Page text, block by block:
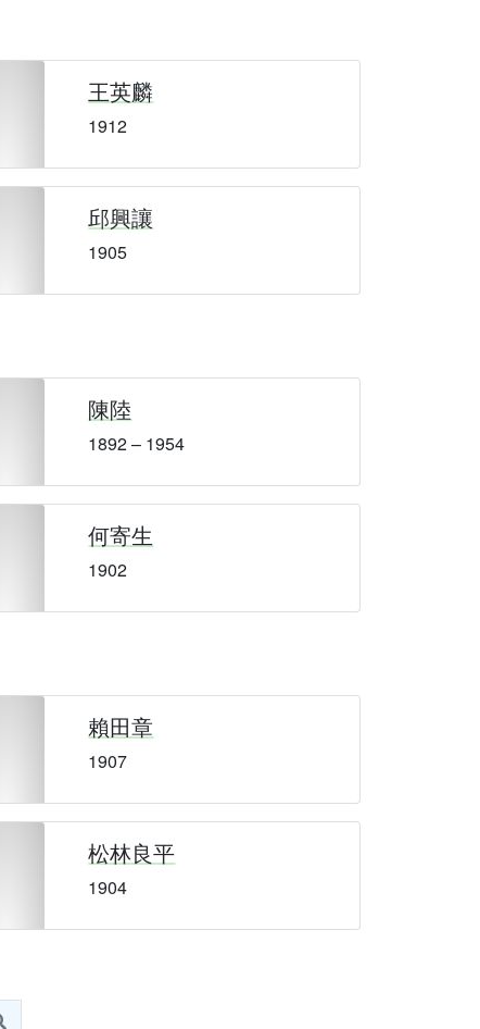
王英麟
1912
邱興讓
1905
陳陸
1892 – 1954
何寄生
1902
賴田章
1907
松林良平
1904